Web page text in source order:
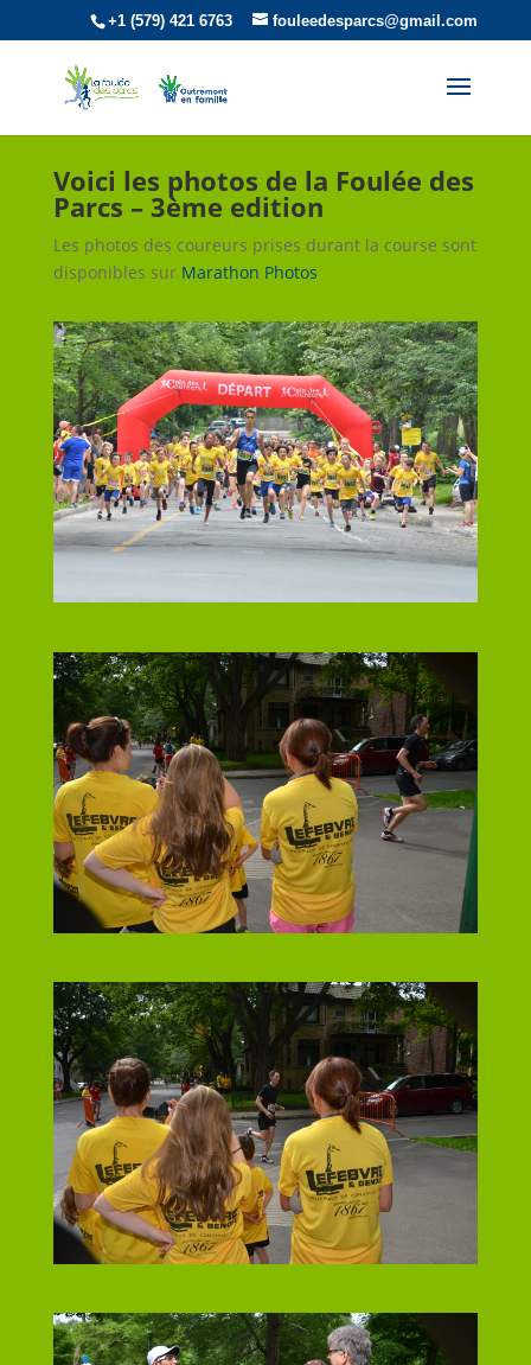
+1 (579) 421 6763 fouleedesparcs@gmail.com
Voici les photos de la Foulée des
Parcs – 3ème edition
Les photos des coureurs prises durant la course sont
disponibles sur Marathon Photos